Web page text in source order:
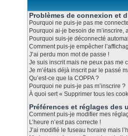
Problèmes de connexion et
Pourquoi ne puis-je pas me
Pourquoi ai-je besoin de m’inscrire,
Pourquoi suis-je déconnecté
Comment puis-je empêcher
J’ai perdu mon mot de passe !
Je suis inscrit mais ne peux pas me
Je m’étais déjà inscrit par le passé
Qu’est-ce que la COPPA ?
Pourquoi ne puis-je pas m’inscrire ?
À quoi sert « Supprimer tous les
Préférences et réglages des
Comment puis-je modifier mes
L’heure n’est pas correcte !
J’ai modifié le fuseau horaire mais